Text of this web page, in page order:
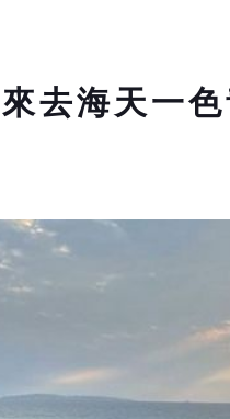
去海天一